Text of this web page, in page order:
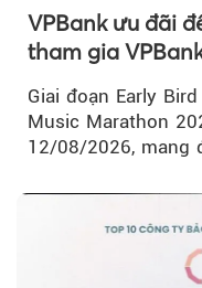
VPBank ưu đãi
tham gia
Giai đoạn Early
Music Marathon
12/08/2026, mang